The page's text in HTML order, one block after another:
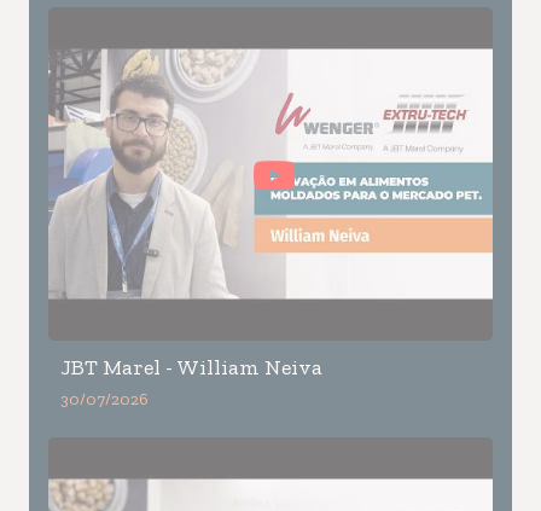
JBT Marel - William Neiva
30/07/2026